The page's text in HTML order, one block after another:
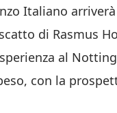
Italiano
di Rasmus
al
con la